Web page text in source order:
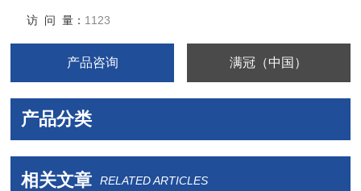
访 问 量： 1123
产品咨询 满冠（中国）
产品分类
相关文章 RELATED ARTICLES